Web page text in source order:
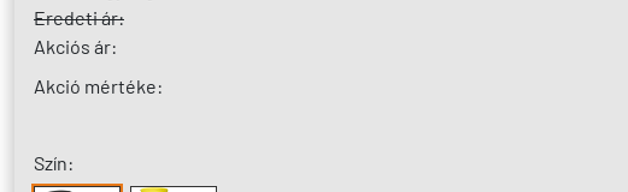
Eredeti ár:
Akciós ár:
Akció mértéke:
Szín: